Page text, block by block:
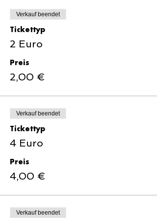
Verkauf beendet
Tickettyp
2 Euro
Preis
2,00 €
Verkauf beendet
Tickettyp
4 Euro
Preis
4,00 €
Verkauf beendet